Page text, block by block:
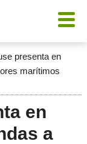
presenta en
marítimos
en
a